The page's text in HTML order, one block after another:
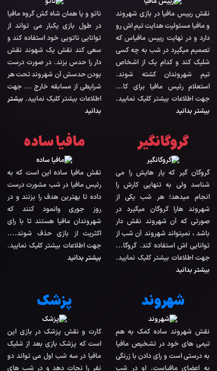
نقش رییس مافیا در بازی شهروند
و مافیا مسئولیت هدایت تیم اش رو
دارد و در نهایت رییس مافیاس که
تصمیم میگیرد در شب به چه کسی
شلیک کند و کدام یک از اشخاص
تیم شهروندان کشته شوند.
استعلام رئیس مافیا برای کا...
جهت اطلاعات بیشتر کلیک نمایید.
بیشتر بدانید
ناتو و یا همان شاه کش گروه مافیا
در طول بازی یکبار می تواند از
توانایی ناتویی خود استفاده کند و
سعی کند نقش یک شهوند نقش
دار را حدس بزند. در صورت درست
بودن حدسش آن شهروند تحت هر
شرایطی از مسابقه خارج ... جهت
اطلاعات بیشتر کلیک نمایید. بیشتر
بدانید
گروگانگیر
گروگان گیر که یار هایش را می
شناسد ولی به تنهایی کارش را
انجام میدهد؛ هر شب یکی از
شهروند هارا گروگان میگیرد در
صورتی که آن شهروند نقش دار
باشد ، نمیتواند شهروند آن شب از
توانایی اش استفاده کند. گروگا...
جهت اطلاعات بیشتر کلیک نمایید.
بیشتر بدانید
مافیا ساده
نقش مافیا ساده این است که به
رئیس مافیا در شب مشورت درست
داده تا بهترین هدف را بزنند و در
روز جوری وانمود کنند که
شهروندان مافیا هستند تا با رای
اکثریت از بازی حذف شوند....
جهت اطلاعات بیشتر کلیک نمایید.
بیشتر بدانید
شهروند
نقش شهروند ساده کمک به هم
تیمی های خود در تشخیص مافیا
به درستی است و رای دادن با زرنگی
به اعضای مافیاست. او در شب
پزشک
کارت و نقش پزشک در بازی این
است که پزشک بازی بعد از شلیک
مافیا در سه شب اول می تواند دو
نفر را نجات دهد و در شب های